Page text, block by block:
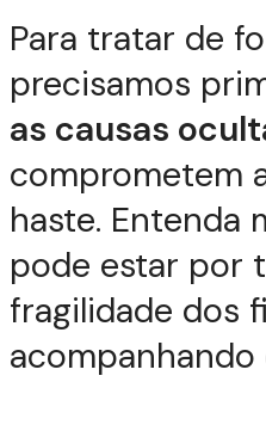
Para tratar de
precisamos
as causas
comprometem
haste. Entenda
pode estar por
fragilidade dos
acompanhando